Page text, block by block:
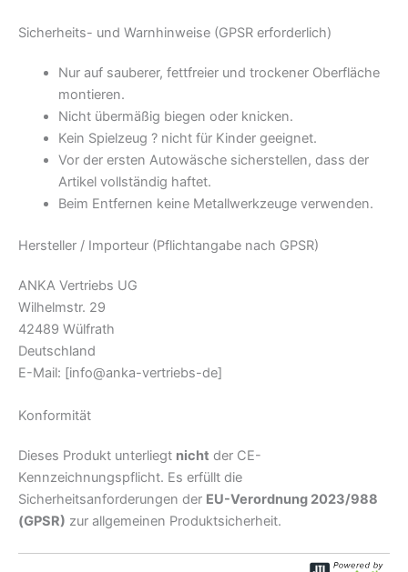
Sicherheits- und Warnhinweise (GPSR erforderlich)
Nur auf sauberer, fettfreier und trockener Oberfläche
montieren.
Nicht übermäßig biegen oder knicken.
Kein Spielzeug ? nicht für Kinder geeignet.
Vor der ersten Autowäsche sicherstellen, dass der
Artikel vollständig haftet.
Beim Entfernen keine Metallwerkzeuge verwenden.
Hersteller / Importeur (Pflichtangabe nach GPSR)
ANKA Vertriebs UG
Wilhelmstr. 29
42489 Wülfrath
Deutschland
E-Mail: [info@anka-vertriebs-de]
Konformität
Dieses Produkt unterliegt nicht der CE-
Kennzeichnungspflicht. Es erfüllt die
Sicherheitsanforderungen der EU-Verordnung 2023/988
(GPSR) zur allgemeinen Produktsicherheit.